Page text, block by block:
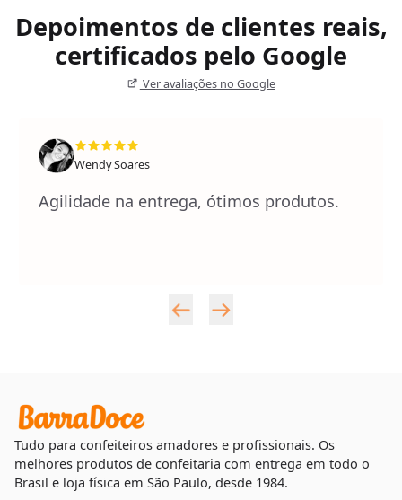
Depoimentos de clientes reais,
certificados pelo Google
Ver avaliações no Google
Wendy Soares
Agilidade na entrega, ótimos produtos.
Tudo para confeiteiros amadores e profissionais. Os
melhores produtos de confeitaria com entrega em todo o
Brasil e loja física em São Paulo, desde 1984.